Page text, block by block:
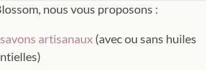
nous vous proposons :
artisanaux (avec ou sans huiles